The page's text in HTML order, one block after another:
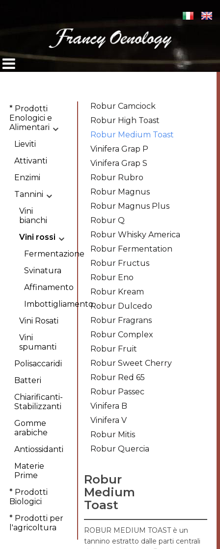
* Prodotti
Enologici e
Alimentari
Lieviti
Attivanti
Enzimi
Tannini
Vini
bianchi
Vini rossi
Fermentazione
Svinatura
Affinamento
Imbottigliamento
Vini Rosati
Vini
spumanti
Polisaccaridi
Batteri
Chiarificanti-
Stabilizzanti
Gomme
arabiche
Antiossidanti
Materie
Prime
* Prodotti
Biologici
* Prodotti per
l'agricoltura
Robur Camciock
Robur High Toast
Robur Medium Toast
Vinifera Grap P
Vinifera Grap S
Robur Rubro
Robur Magnus
Robur Magnus Plus
Robur Q
Robur Whisky America
Robur Fermentation
Robur Fructus
Robur Eno
Robur Kream
Robur Dulcedo
Robur Fragrans
Robur Complex
Robur Fruit
Robur Sweet Cherry
Robur Red 65
Robur Passec
Vinifera B
Vinifera V
Robur Mitis
Robur Quercia
Robur
Medium
Toast
ROBUR MEDIUM TOAST è un
tannino estratto dalle parti centrali